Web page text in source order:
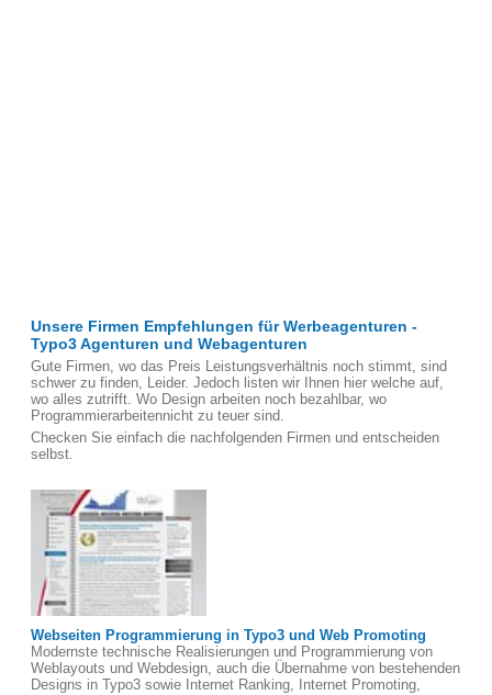
Unsere Firmen Empfehlungen für Werbeagenturen -
Typo3 Agenturen und Webagenturen
Gute Firmen, wo das Preis Leistungsverhältnis noch stimmt, sind
schwer zu finden, Leider. Jedoch listen wir Ihnen hier welche auf,
wo alles zutrifft. Wo Design arbeiten noch bezahlbar, wo
Programmierarbeitennicht zu teuer sind.
Checken Sie einfach die nachfolgenden Firmen und entscheiden
selbst.
Webseiten Programmierung in Typo3 und Web Promoting
Modernste technische Realisierungen und Programmierung von
Weblayouts und Webdesign, auch die Übernahme von bestehenden
Designs in Typo3 sowie Internet Ranking, Internet Promoting,